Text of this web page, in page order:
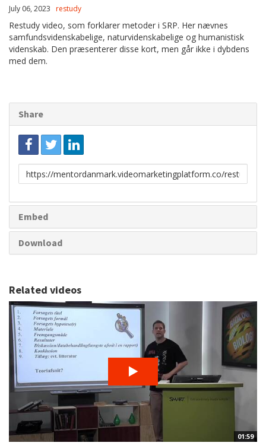
July 06, 2023 restudy
Restudy video, som forklarer metoder i SRP. Her nævnes
samfundsvidenskabelige, naturvidenskabelige og humanistisk
videnskab. Den præsenterer disse kort, men går ikke i dybdens
med dem.
Share
Link
to
Embed
Download
Related videos
01:59